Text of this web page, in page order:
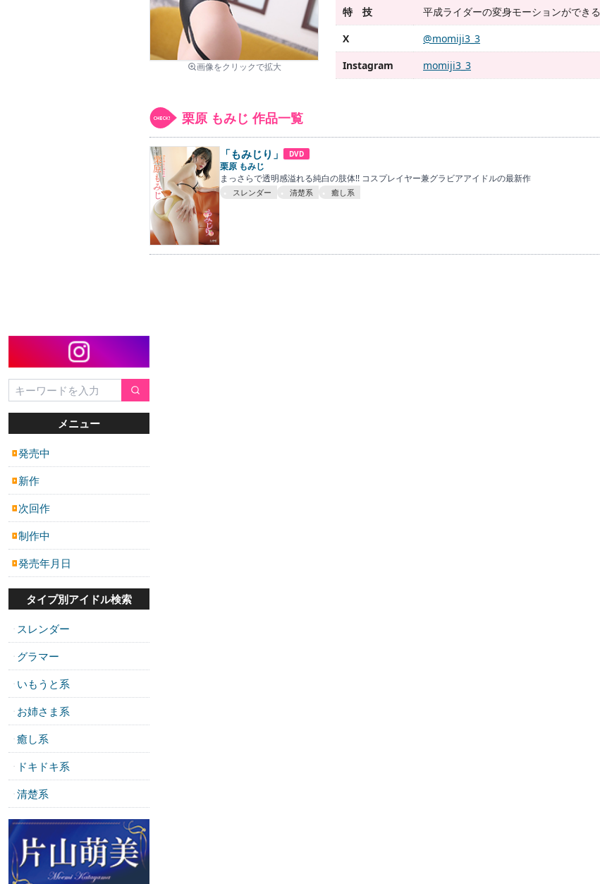
メニュー
▶発売中
▶ 新作
▶ 次回作
▶制作中
▶発売年月日
タイプ別アイドル検索
・ スレンダー
・ グラマー
・ いもうと系
・ お姉さま系
・ 癒し系
・ ドキドキ系
・ 清楚系
画像をクリックで拡大
特 技
平成ライダーの変身モーションができる
X
@momiji3_3
Instagram
momiji3_3
栗原 もみじ 作品一覧
「もみじり」 DVD
栗原 もみじ
まっさらで透明感溢れる純白の肢体!! コスプレイヤー兼グラビアアイドルの最新作
スレンダー 清楚系 癒し系